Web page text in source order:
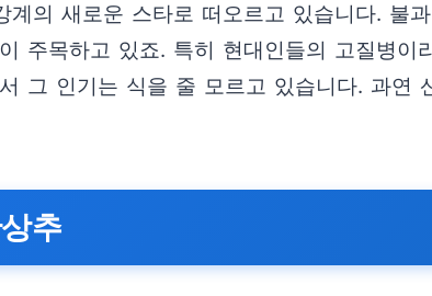
의 새로운 스타로 떠오르고 있습니다. 불
주목하고 있죠. 특히 현대인들의 고질병
그 인기는 식을 줄 모르고 있습니다. 과연
추